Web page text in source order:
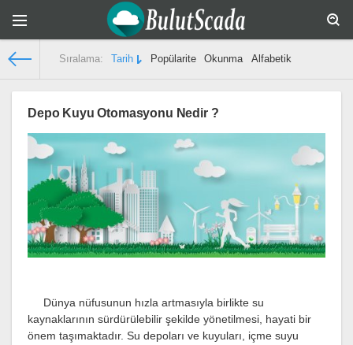
Sıralama: Tarih Popülarite Okunma Alfabetik
Depo Kuyu Otomasyonu Nedir ?
Dünya nüfusunun hızla artmasıyla birlikte su
kaynaklarının sürdürülebilir şekilde yönetilmesi, hayati bir
önem taşımaktadır. Su depoları ve kuyuları, içme suyu